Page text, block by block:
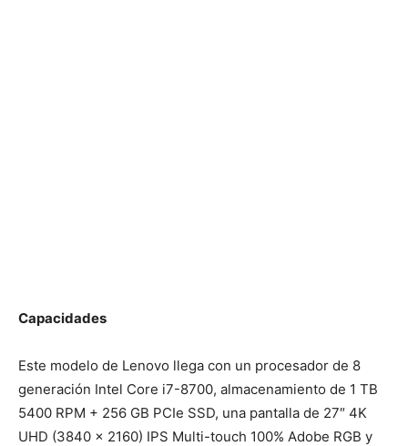
Capacidades
Este modelo de Lenovo llega con un procesador de 8
generación Intel Core i7-8700, almacenamiento de 1 TB
5400 RPM + 256 GB PCIe SSD, una pantalla de 27″ 4K
UHD (3840 x 2160) IPS Multi-touch 100% Adobe RGB y